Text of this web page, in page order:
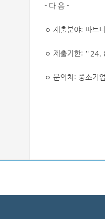
- 다 음 -
ㅇ 제출분야: 파트
ㅇ 제출기한: ''24.
ㅇ 문의처: 중소기